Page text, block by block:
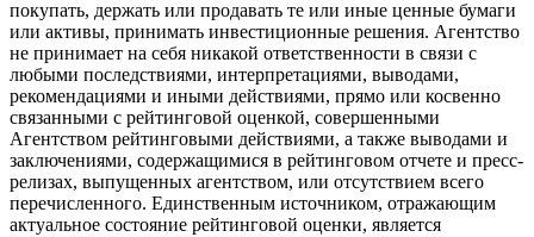
покупать, держать или продавать те или иные ценные бумаги
или активы, принимать инвестиционные решения. Агентство
не принимает на себя никакой ответственности в связи с
любыми последствиями, интерпретациями, выводами,
рекомендациями и иными действиями, прямо или косвенно
связанными с рейтинговой оценкой, совершенными
Агентством рейтинговыми действиями, а также выводами и
заключениями, содержащимися в рейтинговом отчете и пресс-
релизах, выпущенных агентством, или отсутствием всего
перечисленного. Единственным источником, отражающим
актуальное состояние рейтинговой оценки, является